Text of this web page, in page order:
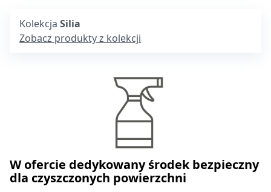
W ofercie dedykowany środek bezpieczny
dla czyszczonych powierzchni
Kolekcja Silia
Zobacz produkty z kolekcji